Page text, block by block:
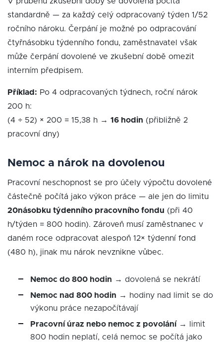
standardně — za každý celý odpracovaný týden 1/52
ročního nároku. Čerpání je možné po odpracování
čtyřnásobku týdenního fondu, zaměstnavatel však
může čerpání dovolené ve zkušební době omezit
interním předpisem.
Příklad: Po 4 odpracovaných týdnech, roční nárok
200 h:
(4 ÷ 52) × 200 = 15,38 h → 16 hodin (přibližně 2
pracovní dny)
Nemoc a nárok na dovolenou
Pracovní neschopnost se pro účely výpočtu dovolené
částečně počítá jako výkon práce — ale jen do limitu
20násobku týdenního pracovního fondu (při 40
h/týden = 800 hodin). Zároveň musí zaměstnanec v
daném roce odpracovat alespoň 12× týdenní fond
(480 h), jinak mu nárok nevznikne vůbec.
Nemoc do 800 hodin → dovolená se nekrátí
Nemoc nad 800 hodin → hodiny nad limit se do
výkonu práce nezapočítávají
Pracovní úraz nebo nemoc z povolání → limit
800 hodin neplatí, celá nemoc se počítá jako